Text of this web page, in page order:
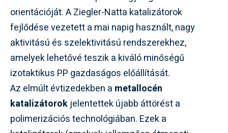
orientációját. A Ziegler-Natta katalizátorok
fejlődése vezetett a mai napig használt, nagy
aktivitású és szelektivitású rendszerekhez,
amelyek lehetővé teszik a kiváló minőségű
izotaktikus PP gazdaságos előállítását.
Az elmúlt évtizedekben a metallocén
katalizátorok jelentettek újabb áttörést a
polimerizációs technológiában. Ezek a